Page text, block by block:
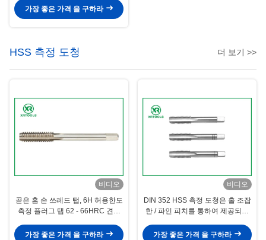
가장 좋은 가격 을 구하라
HSS 측정 도청 더 보기 >>
비디오
곧은 홈 손 쓰레드 탭, 6H 허용한도
측정 플러그 탭 62 - 66HRC 견고
가장 좋은 가격 을 구하라
비디오
DIN 352 HSS 측정 도청은 홀 조잡
한 / 파인 피치를 통하여 제공되는
가장 좋은 가격 을 구하라